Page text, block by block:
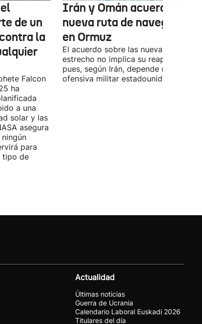
de un
la
Falcon
ha
a una
solar y las
asegura
para
tipo de
Irán y Omán acuerdan una
nueva ruta de navegación
en Ormuz
El acuerdo sobre las nueva ruta por
estrecho no implica su reapertura,
pues, según Irán, depende de la
ofensiva militar estadounidense-
Actualidad
Últimas noticias
Guerra de Ucrania
Calendario Laboral Euskadi 2026
Titulares del día